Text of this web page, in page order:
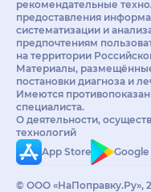
рекомендательные
предоставления
систематизации и
предпочтениям
на территории
Материалы,
постановки диагноза и
Имеются
специалиста.
О деятельности,
технологий
App Store
Google
© ООО «НаПоправку.Ру»,